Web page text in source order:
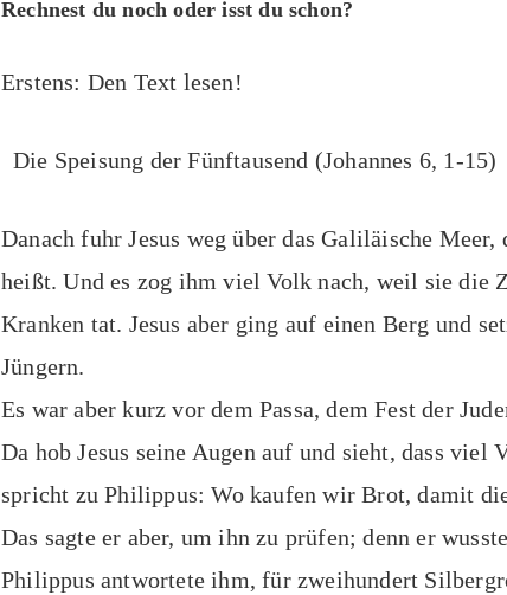
Rechnest du noch oder isst du schon?
Erstens: Den Text lesen!
Die Speisung der Fünftausend (Johannes 6, 1-15)
Danach fuhr Jesus weg über das Galiläische Meer,
heißt. Und es zog ihm viel Volk nach, weil sie die
Kranken tat. Jesus aber ging auf einen Berg und
Jüngern.
Es war aber kurz vor dem Passa, dem Fest der
Da hob Jesus seine Augen auf und sieht, dass viel
spricht zu Philippus: Wo kaufen wir Brot, damit
Das sagte er aber, um ihn zu prüfen; denn er
Philippus antwortete ihm, für zweihundert